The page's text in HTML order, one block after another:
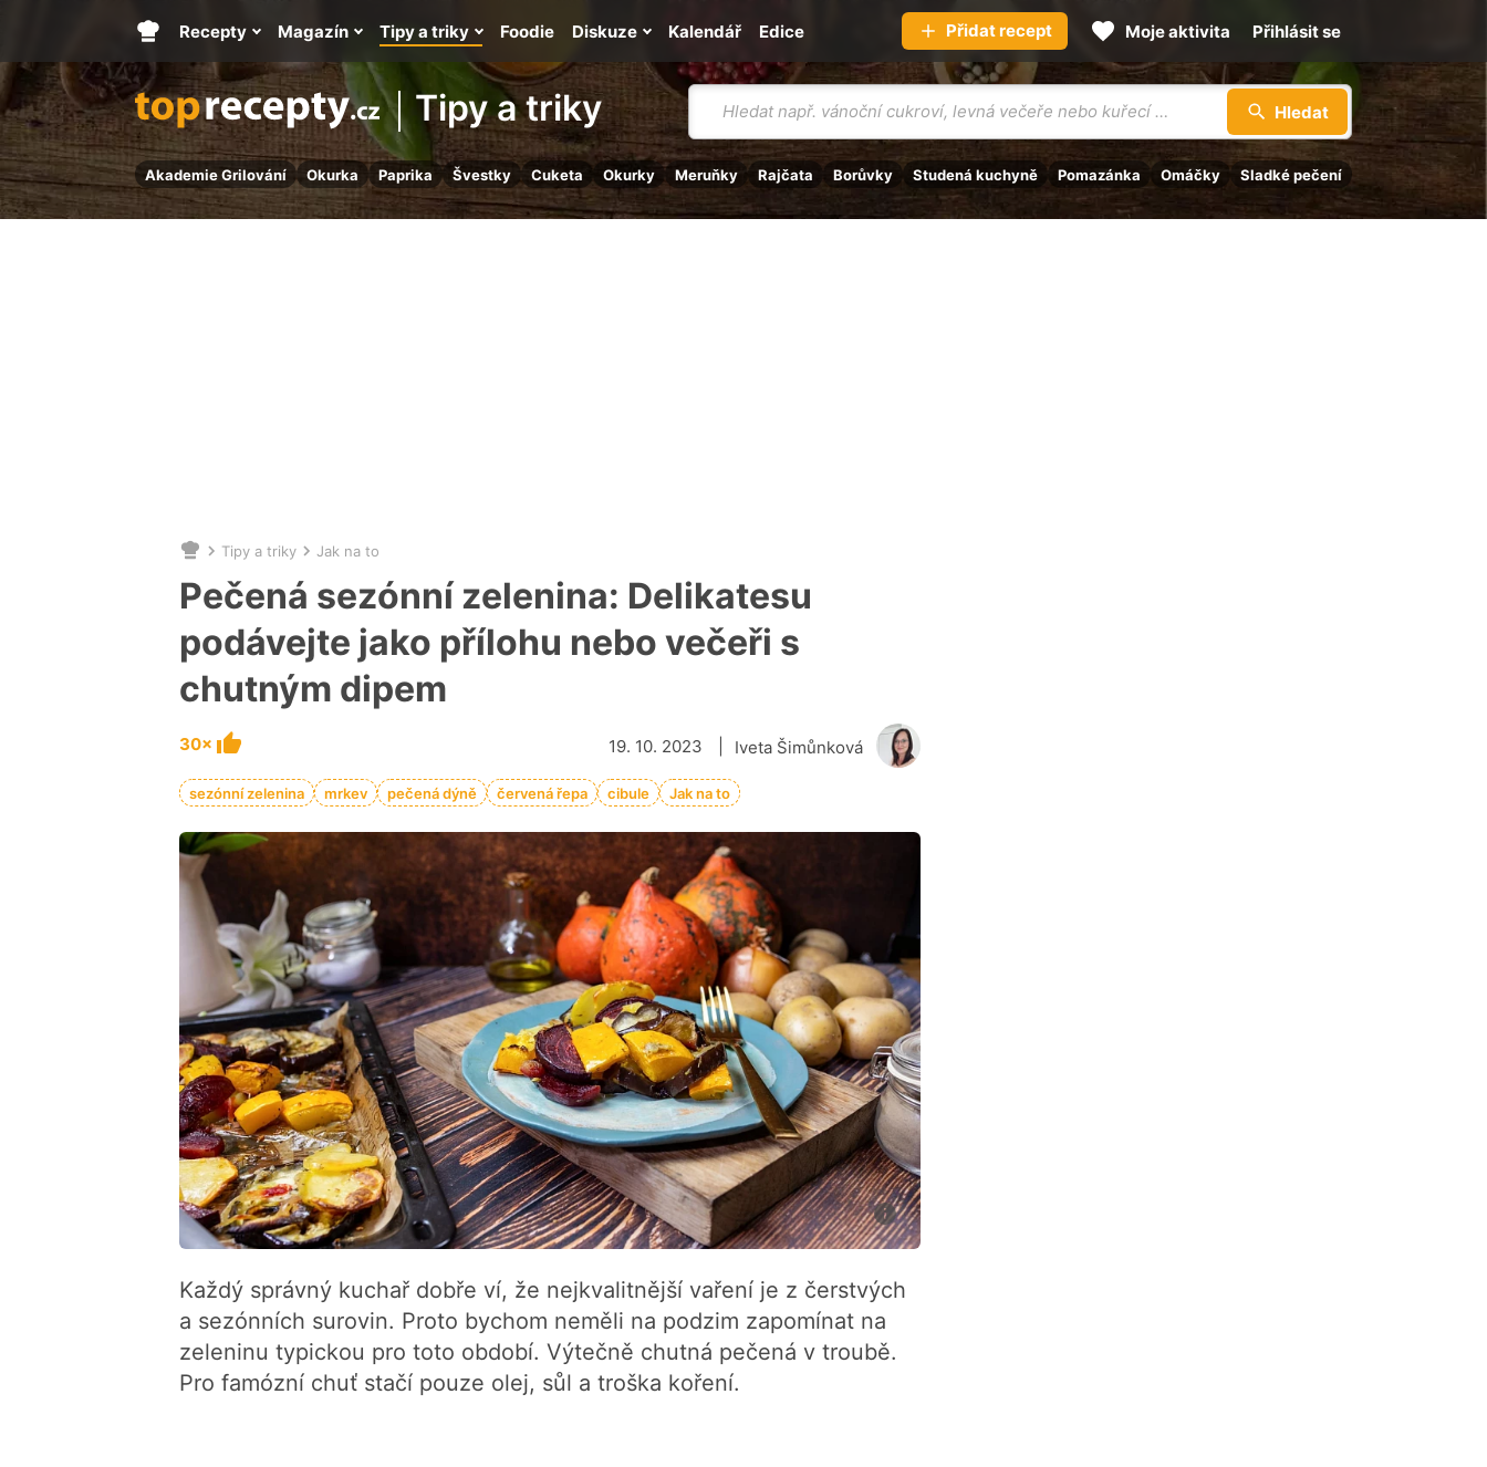
Tipy a triky
Vyhledávání
Hledat
Akademie Grilování Okurka Paprika Švestky Cuketa Okurky Meruňky Rajčata Borůvky Studená kuchyně Pomazánka Omáčky Sladké pečení
Hlavní
stránka
Recepty Magazín Tipy a triky Kalendář
Foodie Diskuze Edice Přidat recept Moje aktivita Přihlásit se
Nacházíte
se
zde:
Tipy a triky Jak na to
Pečená sezónní zelenina: Delikatesu
podávejte jako přílohu nebo večeři s
chutným dipem
30× Iveta Šimůnková
19. 10. 2023
sezónní zelenina mrkev pečená dýně červená řepa cibule Jak na to
Každý správný kuchař dobře ví, že nejkvalitnější vaření je z čerstvých
a sezónních surovin. Proto bychom neměli na podzim zapomínat na
zeleninu typickou pro toto období. Výtečně chutná pečená v troubě.
Pro famózní chuť stačí pouze olej, sůl a troška koření.